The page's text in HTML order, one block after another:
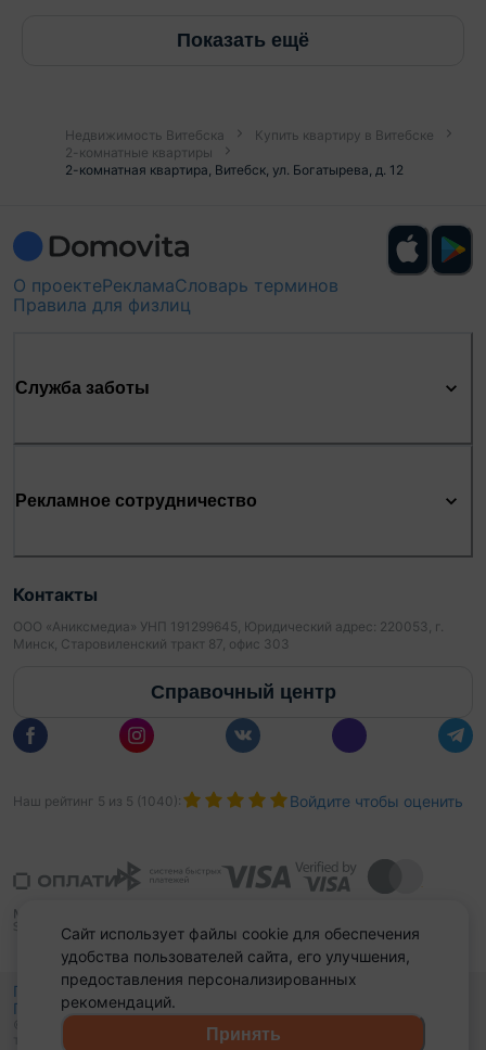
Показать ещё
Недвижимость Витебска
Купить квартиру в Витебске
2-комнатные квартиры
2-комнатная квартира, Витебск, ул. Богатырева, д. 12
О проектеРекламаСловарь терминов
Правила для физлиц
Служба заботы
Рекламное сотрудничество
Контакты
ООО «Аниксмедиа» УНП 191299645, Юридический адрес: 220053, г.
Минск, Старовиленский тракт 87, офис 303
Справочный центр
Наш рейтинг 5 из 5 1040): Войдите чтобы оценить
Политика конфиденциальности,
Политика обработки файлов куки
© 2015 - 2026, Domovita.by. Копирование материалов допускается
только при наличии активной ссылки.
Сайт использует файлы cookie для обеспечения
удобства пользователей сайта, его улучшения,
предоставления персонализированных
рекомендаций.
Принять